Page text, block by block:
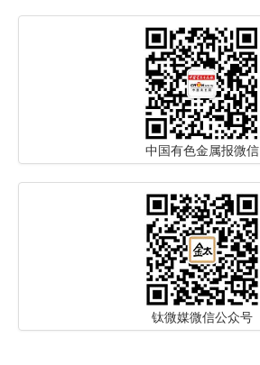
中国有色金属报微信
钛微媒微信公众号